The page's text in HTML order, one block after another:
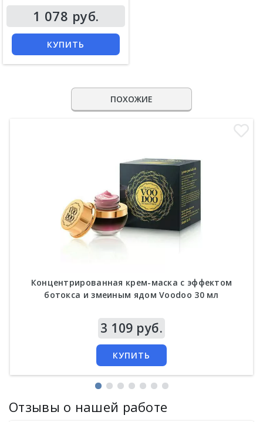
1 078 руб.
КУПИТЬ
ПОХОЖИЕ
Концентрированная крем-маска с эффектом
ботокса и змеиным ядом Voodoo 30 мл
3 109 руб.
КУПИТЬ
Отзывы о нашей работе